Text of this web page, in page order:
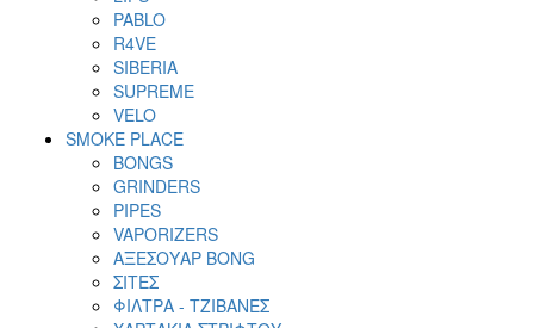
PABLO
R4VE
SIBERIA
SUPREME
VELO
SMOKE PLACE
BONGS
GRINDERS
PIPES
VAPORIZERS
ΑΞΕΣΟΥΑΡ BONG
ΣΙΤΕΣ
ΦΙΛΤΡΑ - ΤΖΙΒΑΝΕΣ